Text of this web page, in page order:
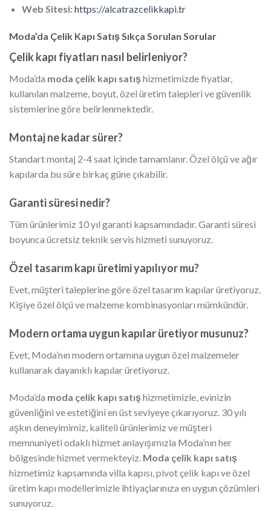
Web Sitesi:https://alcatrazcelikkapi.tr
Moda’da Çelik Kapı Satış Sıkça Sorulan Sorular
Çelik kapı fiyatları nasıl belirleniyor?
Moda’da moda çelik kapı satışhizmetimizde fiyatlar,
kullanılan malzeme, boyut, özel üretim talepleri ve güvenlik
sistemlerine göre belirlenmektedir.
Montaj ne kadar sürer?
Standart montaj 2-4 saat içinde tamamlanır. Özel ölçü ve ağır
kapılarda bu süre birkaç güne çıkabilir.
Garanti süresi nedir?
Tüm ürünlerimiz 10 yıl garanti kapsamındadır. Garanti süresi
boyunca ücretsiz teknik servis hizmeti sunuyoruz.
Özel tasarım kapı üretimi yapılıyor mu?
Evet, müşteri taleplerine göre özel tasarım kapılar üretiyoruz.
Kişiye özel ölçü ve malzeme kombinasyonları mümkündür.
Modern ortama uygun kapılar üretiyor musunuz?
Evet, Moda’nın modern ortamına uygun özel malzemeler
kullanarak dayanıklı kapılar üretiyoruz.
Moda’da moda çelik kapı satışhizmetimizle, evinizin
güvenliğini ve estetiğini en üst seviyeye çıkarıyoruz. 30 yılı
aşkın deneyimimiz, kaliteli ürünlerimiz ve müşteri
memnuniyeti odaklı hizmet anlayışımızla Moda’nın her
bölgesinde hizmet vermekteyiz. Moda çelik kapı satış
hizmetimiz kapsamında villa kapısı, pivot çelik kapı ve özel
üretim kapı modellerimizle ihtiyaçlarınıza en uygun çözümleri
sunuyoruz.